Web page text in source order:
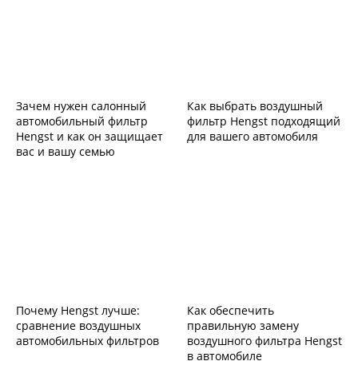
Зачем нужен салонный
автомобильный фильтр
Hengst и как он защищает
вас и вашу семью
Как выбрать воздушный
фильтр Hengst подходящий
для вашего автомобиля
Почему Hengst лучше:
сравнение воздушных
автомобильных фильтров
Как обеспечить
правильную замену
воздушного фильтра Hengst
в автомобиле